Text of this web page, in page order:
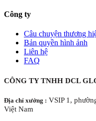
Công ty
Câu chuyện thương
Bản quyền hình ảnh
Liên hệ
FAQ
CÔNG TY TNHH DCL
Địa chỉ xưởng : VSIP 1,
Việt Nam